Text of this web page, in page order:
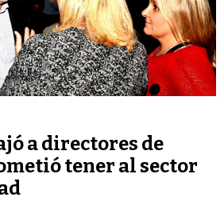
a directores de
tener al sector